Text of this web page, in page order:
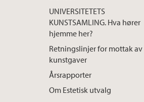
UNIVERSITETETS
KUNSTSAMLING. Hva hører
hjemme her?
Retningslinjer for mottak av
kunstgaver
Årsrapporter
Om Estetisk utvalg